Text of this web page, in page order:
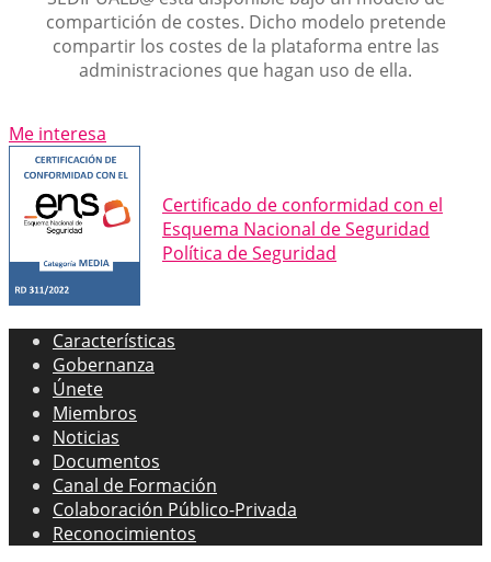
compartición de costes. Dicho modelo pretende
compartir los costes de la plataforma entre las
administraciones que hagan uso de ella.
Me interesa
Certificado de conformidad con el
Esquema Nacional de Seguridad
Política de Seguridad
Características
Gobernanza
Únete
Miembros
Noticias
Documentos
Canal de Formación
Colaboración Público-Privada
Reconocimientos